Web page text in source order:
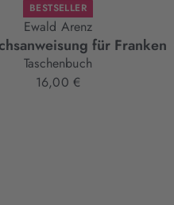
BESTSELLER
Ewald Arenz
für Franken
Taschenbuch
16,00 €